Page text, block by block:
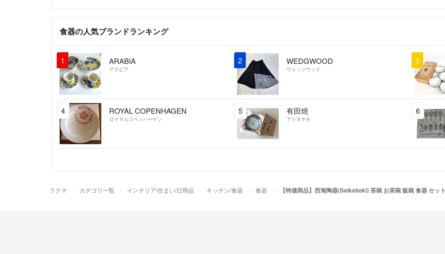
食器の人気ブランドランキング
1 ARABIA
アラビア
2 WEDGWOOD
ウェッジウッド
3
4 ROYAL COPENHAGEN
ロイヤルコペンハーゲン
5 有田焼
アリタヤキ
6
ラクマ カテゴリ一覧 インテリア/住まい/日用品 キッチン/食器 食器 【特価商品】西海陶器(Saikaitoki) 茶碗 お茶碗 飯碗 食器 セット